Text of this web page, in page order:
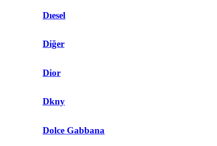
Dıesel
Diğer
Dior
Dkny
Dolce Gabbana